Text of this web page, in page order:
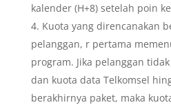
kalender (H+8) setelah poin
Kuota yang direncanakan
pelanggan, r pertama
program. Jika pelanggan
dan kuota data Telkomsel
berakhirnya paket, maka